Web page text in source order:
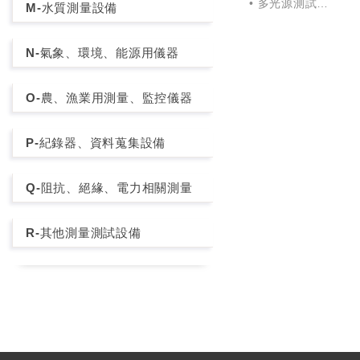
M-水質測量設備
N-氣象、環境、能源用儀器
O-農、漁業用測量、監控儀器
P-紀錄器、資料蒐集設備
Q-阻抗、絕緣、電力相關測量
R-其他測量測試設備
• 多光源測試